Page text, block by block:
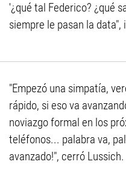
'¿qué tal Federico? ¿qué
siempre le pasan la data",
"Empezó una simpatía,
rápido, si eso va
noviazgo formal en los
teléfonos... palabra va,
avanzado!", cerró Lussich.